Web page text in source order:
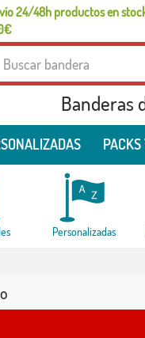
24/48h productos en
Banderas
PACKS
Personalizadas